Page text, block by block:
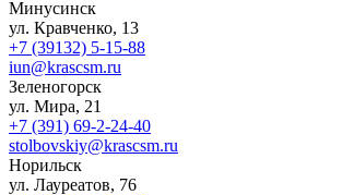
Минусинск
ул. Кравченко, 13
+7 (39132) 5-15-88
iun@krascsm.ru
Зеленогорск
ул. Мира, 21
+7 (391) 69-2-24-40
stolbovskiy@krascsm.ru
Норильск
ул. Лауреатов, 76